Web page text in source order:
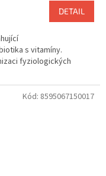
DETAIL
s vitamíny.
fyziologických
Kód: 8595067150017